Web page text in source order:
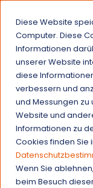
Diese Website
Computer. Diese
Informationen
unserer Website
diese
verbessern und
und Messungen
Website und
Informationen zu
Cookies finden Sie
Wenn Sie
beim Besuch
cureVision
„Ich